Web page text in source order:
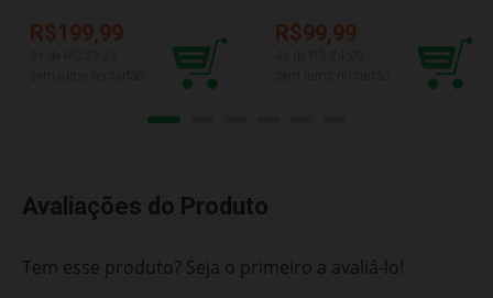
R$199,99 R$99,99
Avaliações do Produto
Tem esse produto? Seja o primeiro a avaliá-lo!